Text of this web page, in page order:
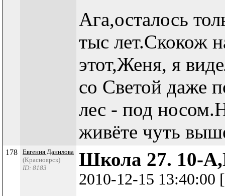
Ага,осталось
тыс лет.Скокож
этот,Женя, я
со Светой даже
лес - под
живёте чуть
178
Евгения Данилова
(Красноярск)
ID: 8183
Школа 27. 10-
2010-12-15 13:40:00